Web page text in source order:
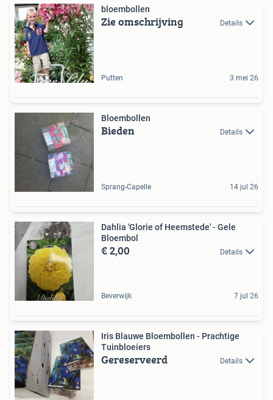
bloembollen
Zie omschrijving Details
Putten 3 mei 26
Bloembollen
Bieden Details
Sprang-Capelle 14 jul 26
Dahlia 'Glorie of Heemstede' - Gele
Bloembol
€ 2,00 Details
Beverwijk 7 jul 26
Iris Blauwe Bloembollen - Prachtige
Tuinbloeiers
Gereserveerd Details